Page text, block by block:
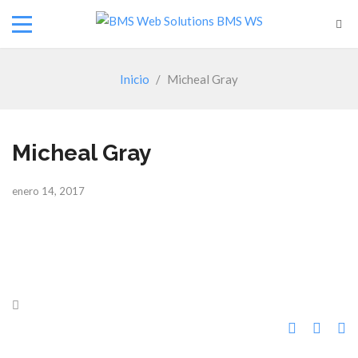
Inicio / Micheal Gray
Micheal Gray
enero 14, 2017